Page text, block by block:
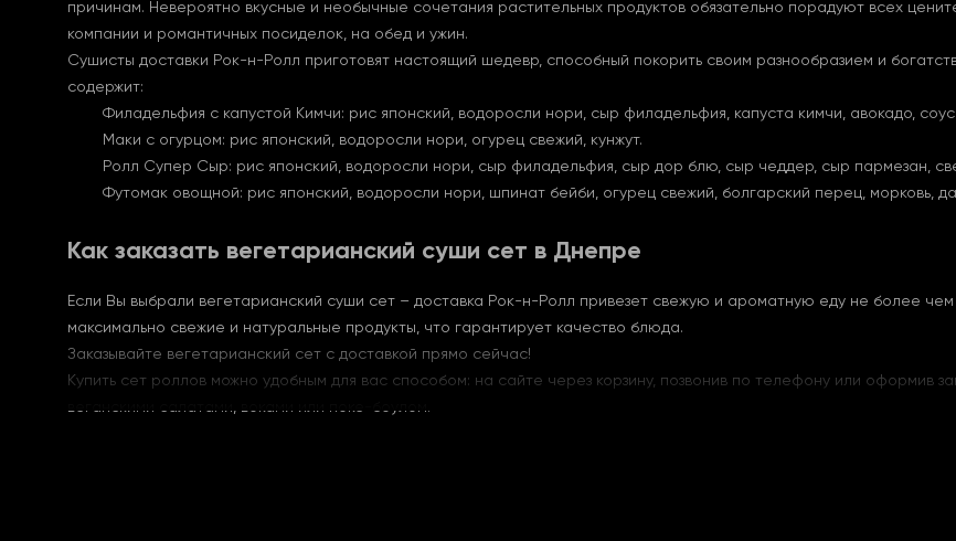
причинам. Невероятно вкусные и необычные сочетания растительных продуктов обязательно порадуют всех
компании и романтичных посиделок, на обед и ужин.
Сушисты доставки Рок-н-Ролл приготовят настоящий шедевр, способный покорить своим разнообразием и
содержит:
Филадельфия с капустой Кимчи: рис японский, водоросли нори, сыр филадельфия, капуста кимчи, авокадо, соус
Маки с огурцом: рис японский, водоросли нори, огурец свежий, кунжут.
Ролл Супер Сыр: рис японский, водоросли нори, сыр филадельфия, сыр дор блю, сыр чеддер, сыр пармезан,
Футомак овощной: рис японский, водоросли нори, шпинат бейби, огурец свежий, болгарский перец, морковь,
Как заказать вегетарианский суши сет в Днепре
Если Вы выбрали вегетарианский суши сет – доставка Рок-н-Ролл привезет свежую и ароматную еду не более
максимально свежие и натуральные продукты, что гарантирует качество блюда.
Заказывайте вегетарианский сет с доставкой прямо сейчас!
Купить сет роллов можно удобным для вас способом: на сайте через корзину, позвонив по телефону или оформив